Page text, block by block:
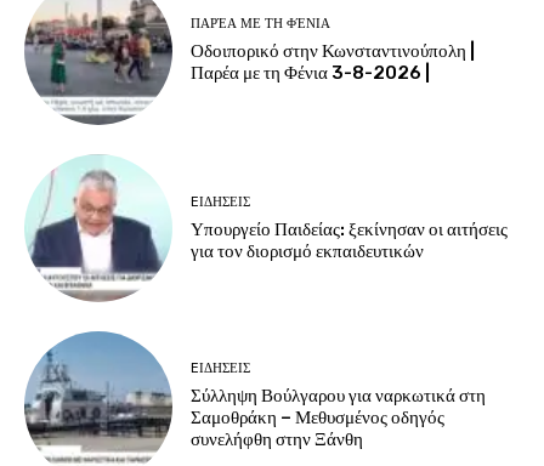
ΠΑΡΈΑ ΜΕ ΤΗ ΦΈΝΙΑ
Οδοιπορικό στην Κωνσταντινούπολη |
Παρέα με τη Φένια 3-8-2026 |
EΙΔΗΣΕΙΣ
Υπουργείο Παιδείας: ξεκίνησαν οι αιτήσεις
για τον διορισμό εκπαιδευτικών
EΙΔΗΣΕΙΣ
Σύλληψη Βούλγαρου για ναρκωτικά στη
Σαμοθράκη – Μεθυσμένος οδηγός
συνελήφθη στην Ξάνθη